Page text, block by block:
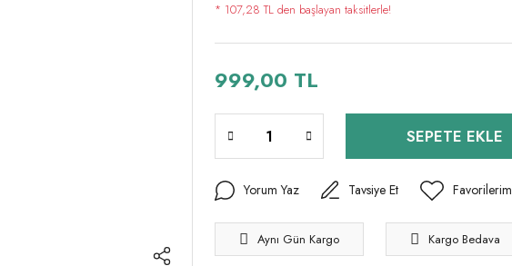
* 107,28 TL den başlayan taksitlerle!
999,00 TL
SEPETE EKLE
Yorum Yaz Tavsiye Et
Aynı Gün Kargo Kargo Bedava